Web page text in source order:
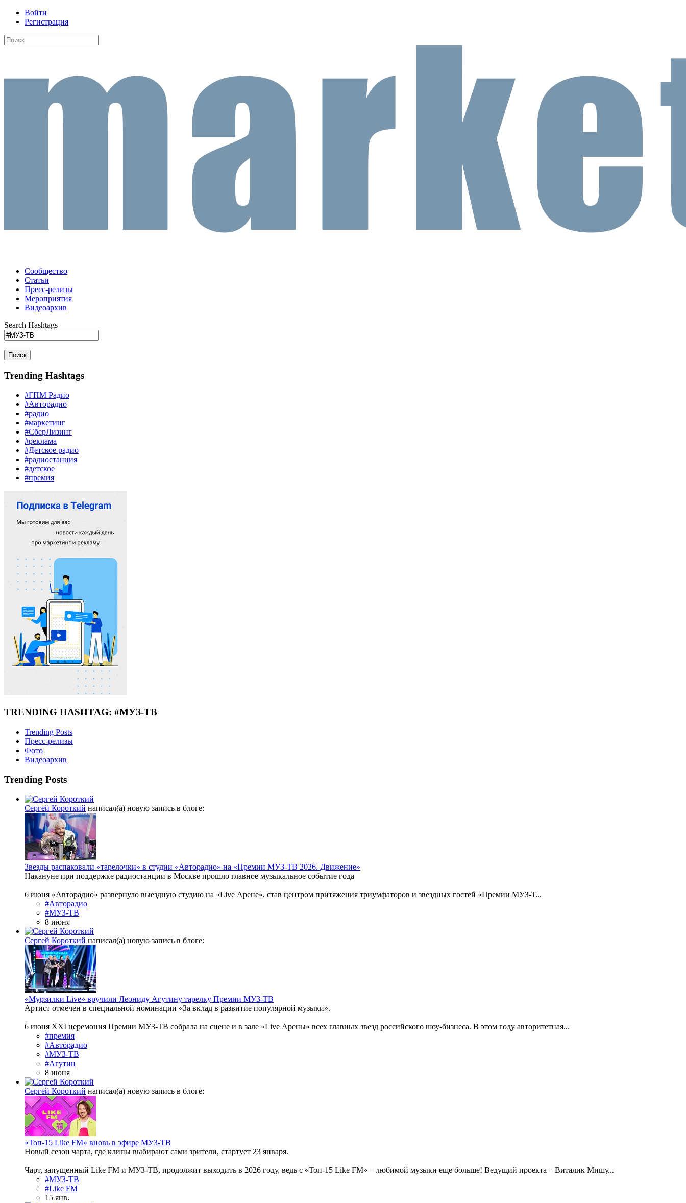
Войти
Регистрация
Сообщество
Статьи
Пресс-релизы
Мероприятия
Видеоархив
Search Hashtags
Поиск
Trending Hashtags
#ГПМ Радио
#Авторадио
#радио
#маркетинг
#СберЛизинг
#реклама
#Детское радио
#радиостанция
#детское
#премия
TRENDING HASHTAG: #МУЗ-ТВ
Trending Posts
Пресс-релизы
Фото
Видеоархив
Trending Posts
Сергей Короткий написал(а) новую запись в блоге:
Звезды распаковали «тарелочки» в студии «Авторадио» на «Премии МУЗ-ТВ 2026. Движение»
Накануне при поддержке радиостанции в Москве прошло главное музыкальное событие года
6 июня «Авторадио» развернуло выездную студию на «Live Арене», став центром притяжения триумфаторов и звездных гостей «Премии МУЗ-Т...
#Авторадио
#МУЗ-ТВ
8 июня
Сергей Короткий написал(а) новую запись в блоге:
«Мурзилки Live» вручили Леониду Агутину тарелку Премии МУЗ-ТВ
Артист отмечен в специальной номинации «За вклад в развитие популярной музыки».
6 июня XXI церемония Премии МУЗ-ТВ собрала на сцене и в зале «Live Арены» всех главных звезд российского шоу-бизнеса. В этом году авторитетная...
#премия
#Авторадио
#МУЗ-ТВ
#Агутин
8 июня
Сергей Короткий написал(а) новую запись в блоге:
«Топ-15 Like FM» вновь в эфире МУЗ-ТВ
Новый сезон чарта, где клипы выбирают сами зрители, стартует 23 января.
Чарт, запущенный Like FM и МУЗ-ТВ, продолжит выходить в 2026 году, ведь с «Топ-15 Like FM» – любимой музыки еще больше! Ведущий проекта – Виталик Мишу...
#МУЗ-ТВ
#Like FM
15 янв.